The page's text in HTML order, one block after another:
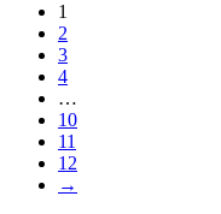
1
2
3
4
…
10
11
12
→